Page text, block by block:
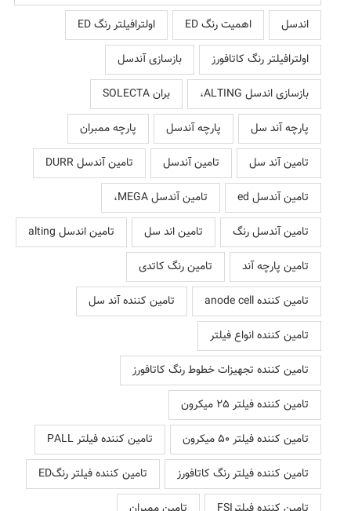
اندسل
اهمیت رنگ ED
اولترافیلتر رنگ ED
اولترافیلتر رنگ کاتافورز
بازسازی آندسل
بازسازی اندسل ALTING،
بران SOLECTA
پارچه آند سل
پارچه آندسل
پارچه ممبران
تامین آند سل
تامین آندسل
تامین آندسل DURR
تامین آندسل ed
تامین آندسل MEGA،
تامین آندسل رنگ
تامین اند سل
تامین اندسل alting
تامین پارچه آند
تامین رنگ کاتدی
تامین کننده anode cell
تامین کننده آند سل
تامین کننده انواع فیلتر
تامین کننده تجهیزات خطوط رنگ کاتافورز
تامین کننده فیلتر 25 میکرون
تامین کننده فیلتر 50 میکرون
تامین کننده فیلتر PALL
تامین کننده فیلتر رنگ کاتافورز
تامین کننده فیلتر رنگED